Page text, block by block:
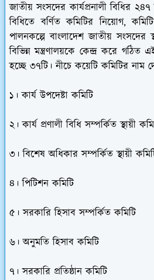
জাতীয় সংসদের কার্যপ্রনালী বিধির
বিধিতে বর্ণিত কমিটির নিয়োগ,
পালনকল্পে বাংলাদেশ জাতীয় সংসদের
বিভিন্ন মন্ত্রণালয়কে কেন্দ্র করে গঠিত
হচ্ছে ৩৭টি। নীচে কয়েটি কমিটির নাম
১। কার্য উপদেষ্টা কমিটি
২। কার্য প্রণালী বিধি সম্পর্কিত স্থায়ী
৩। বিশেষ অধিকার সম্পর্কিত স্থায়ী
৪। পিটিশন কমিটি
৫। সরকারি হিসাব সম্পর্কিত কমিটি
৬। অনুমতি হিসাব কমিটি
৭। সরকারি প্রতিষ্ঠান কমিটি